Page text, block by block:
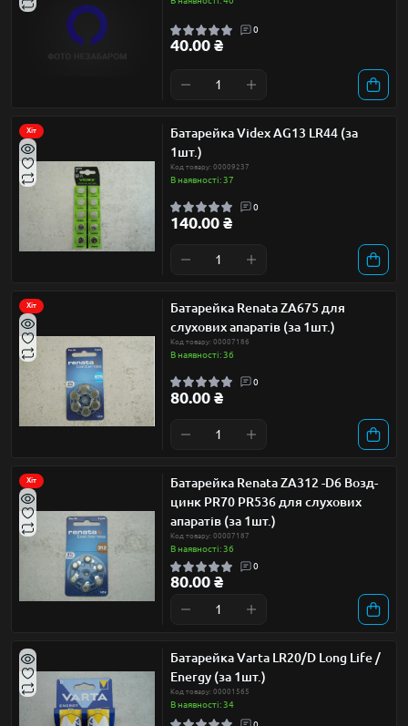
0
40.00 ₴
Хіт
Батарейка Videx AG13 LR44 (за
1шт.)
Код товару: 00009237
В наявності: 37
0
140.00 ₴
Хіт
Батарейка Renata ZA675 для
слухових апаратів (за 1шт.)
Код товару: 00007186
В наявності: 36
0
80.00 ₴
Хіт
Батарейка Renata ZA312 -D6 Возд-
цинк PR70 PR536 для слухових
апаратів (за 1шт.)
Код товару: 00007187
В наявності: 36
0
80.00 ₴
Батарейка Varta LR20/D Long Life /
Energy (за 1шт.)
Код товару: 00001565
В наявності: 34